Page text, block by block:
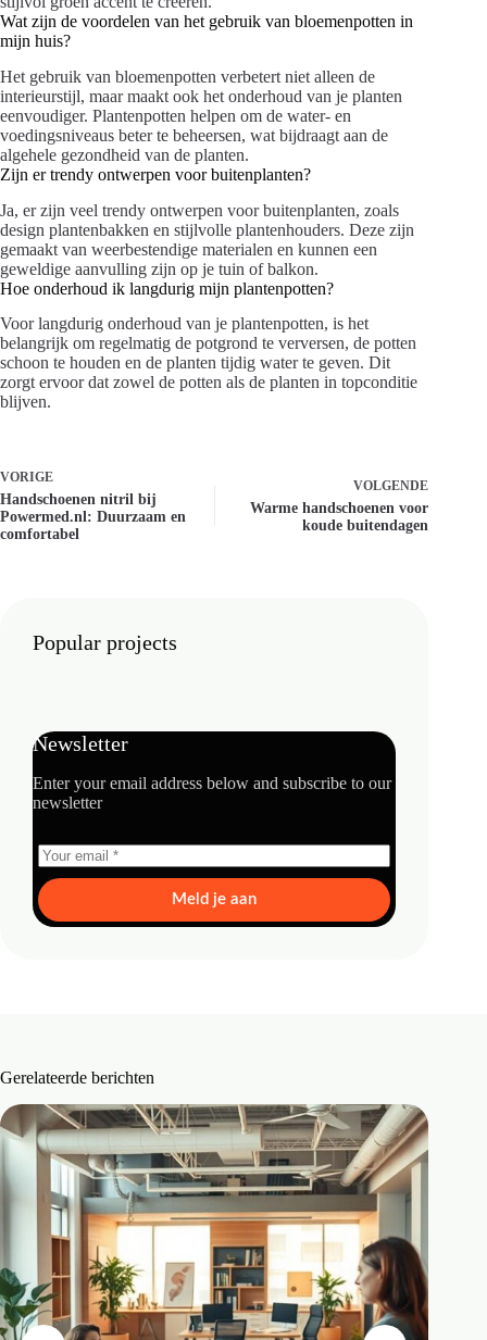
Wat zijn de voordelen van het gebruik van bloemenpotten in
mijn huis?
Het gebruik van bloemenpotten verbetert niet alleen de
interieurstijl, maar maakt ook het onderhoud van je planten
eenvoudiger. Plantenpotten helpen om de water- en
voedingsniveaus beter te beheersen, wat bijdraagt aan de
algehele gezondheid van de planten.
Zijn er trendy ontwerpen voor buitenplanten?
Ja, er zijn veel trendy ontwerpen voor buitenplanten, zoals
design plantenbakken en stijlvolle plantenhouders. Deze zijn
gemaakt van weerbestendige materialen en kunnen een
geweldige aanvulling zijn op je tuin of balkon.
Hoe onderhoud ik langdurig mijn plantenpotten?
Voor langdurig onderhoud van je plantenpotten, is het
belangrijk om regelmatig de potgrond te verversen, de potten
schoon te houden en de planten tijdig water te geven. Dit
zorgt ervoor dat zowel de potten als de planten in topconditie
blijven.
VORIGE
Handschoenen nitril bij
Powermed.nl: Duurzaam en
comfortabel
VOLGENDE
Warme handschoenen voor
koude buitendagen
Popular projects
Newsletter
Enter your email address below and subscribe to our
newsletter
Meld je aan
Gerelateerde berichten